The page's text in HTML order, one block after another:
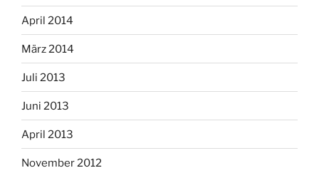
April 2014
März 2014
Juli 2013
Juni 2013
April 2013
November 2012